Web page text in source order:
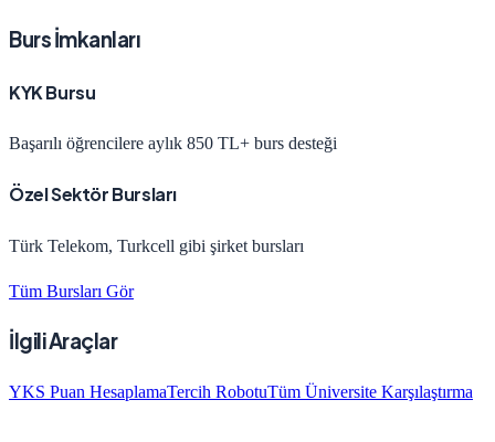
Burs İmkanları
KYK Bursu
Başarılı öğrencilere aylık 850 TL+ burs desteği
Özel Sektör Bursları
Türk Telekom, Turkcell gibi şirket bursları
Tüm Bursları Gör
İlgili Araçlar
YKS Puan HesaplamaTercih RobotuTüm Üniversite Karşılaştırma